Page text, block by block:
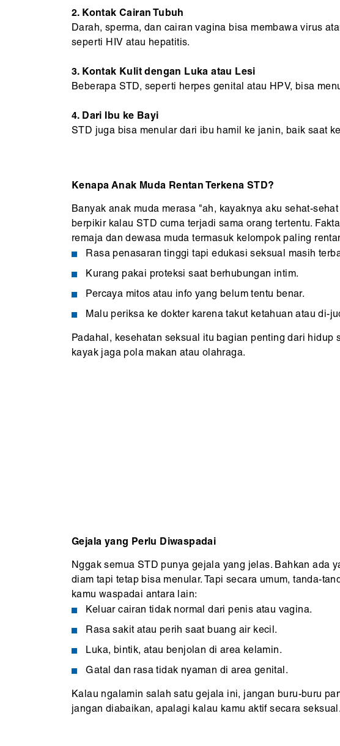
2. Kontak Cairan Tubuh
Darah, sperma, dan cairan vagina bisa membawa virus
seperti HIV atau hepatitis.
3. Kontak Kulit dengan Luka atau Lesi
Beberapa STD, seperti herpes genital atau HPV, bisa
4. Dari Ibu ke Bayi
STD juga bisa menular dari ibu hamil ke janin, baik saat
Kenapa Anak Muda Rentan Terkena STD?
Banyak anak muda merasa "ah, kayaknya aku sehat-
berpikir kalau STD cuma terjadi sama orang tertentu.
remaja dan dewasa muda termasuk kelompok paling
Rasa penasaran tinggi tapi edukasi seksual masih
Kurang pakai proteksi saat berhubungan intim.
Percaya mitos atau info yang belum tentu benar.
Malu periksa ke dokter karena takut ketahuan atau di-
Padahal, kesehatan seksual itu bagian penting dari hidup
kayak jaga pola makan atau olahraga.
Gejala yang Perlu Diwaspadai
Nggak semua STD punya gejala yang jelas. Bahkan ada
diam tapi tetap bisa menular. Tapi secara umum, tanda-
kamu waspadai antara lain:
Keluar cairan tidak normal dari penis atau vagina.
Rasa sakit atau perih saat buang air kecil.
Luka, bintik, atau benjolan di area kelamin.
Gatal dan rasa tidak nyaman di area genital.
Kalau ngalamin salah satu gejala ini, jangan buru-buru
jangan diabaikan, apalagi kalau kamu aktif secara seksual.